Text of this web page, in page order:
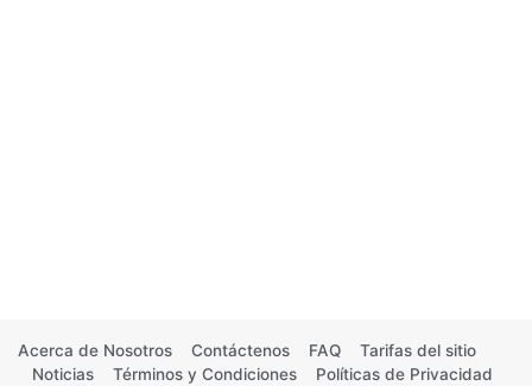
Acerca de Nosotros Contáctenos FAQ
Tarifas del sitio
Noticias
Términos y Condiciones
Políticas de Privacidad